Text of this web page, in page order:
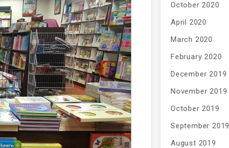
October 2020
April 2020
March 2020
February 2020
December 2019
November 2019
October 2019
September 2019
August 2019